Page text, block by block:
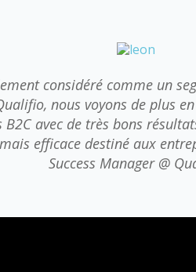
considéré comme un
nous voyons de plus
avec de très bons
efficace destiné aux
Success Manager @